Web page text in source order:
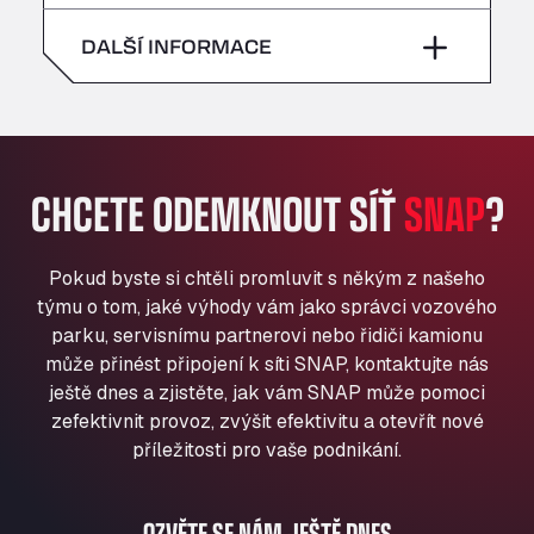
Klaverbladstaat 21, 3560
American Truck Wash
Andamur La Junquera
Andamur Pamplona
A-15 Salida Imarcoain, 31119
Andamur San Roman II
Aut A1 Exit 385, 01207
Anglia Motel
Washway Road, PE12 8LT
Anpol Sp. z o.o.
Aqua Ariva GmbH
neděle –
neděle –
DALŠÍ INFORMACE
CHCETE ODEMKNOUT SÍŤSNAP?
Pokud byste si chtěli promluvit s někým z našeho
týmu o tom, jaké výhody vám jako správci vozového
parku, servisnímu partnerovi nebo řidiči kamionu
může přinést připojení k síti SNAP, kontaktujte nás
ještě dnes a zjistěte, jak vám SNAP může pomoci
zefektivnit provoz, zvýšit efektivitu a otevřít nové
příležitosti pro vaše podnikání.